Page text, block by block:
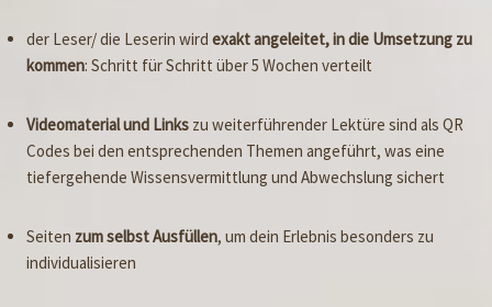
der Leser/ die Leserin wirdexakt angeleitet, in die Umsetzung zu
kommen: Schritt für Schritt über 5 Wochen verteilt
Videomaterial und Links zu weiterführender Lektüre sind als QR
Codes bei den entsprechenden Themen angeführt, was eine
tiefergehende Wissensvermittlung und Abwechslung sichert
Seiten zum selbst Ausfüllen, um dein Erlebnis besonders zu
individualisieren